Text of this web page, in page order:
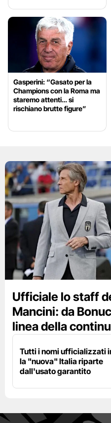
Gasperini: “Gasato per la
Champions con la Roma ma
staremo attenti… si
rischiano brutte figure”
Ufficiale lo staff
Mancini: da
linea della
Tutti i nomi ufficializzati
la "nuova" Italia riparte
dall'usato garantito